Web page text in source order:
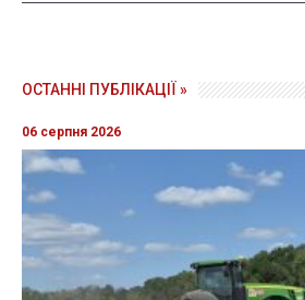
ОСТАННІ ПУБЛІКАЦІЇ »
06 серпня 2026